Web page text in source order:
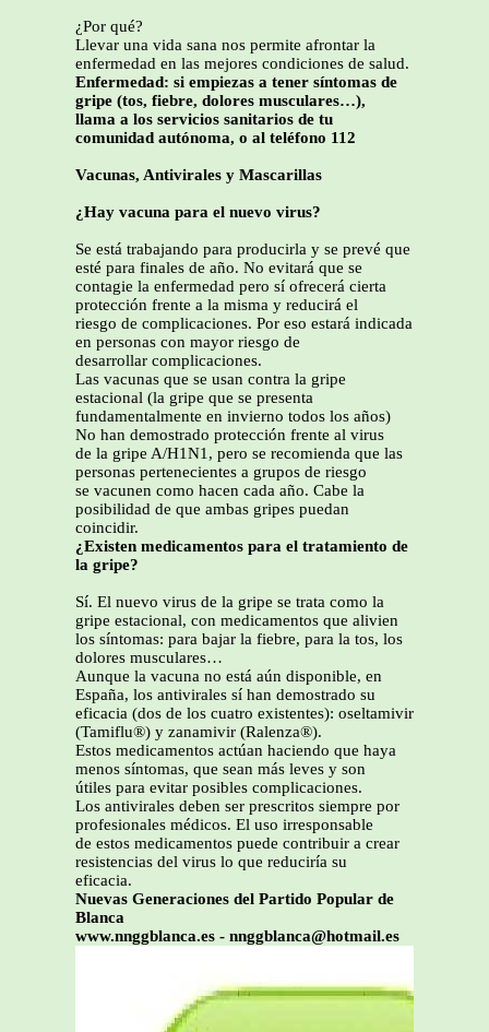
¿Por qué?
Llevar una vida sana nos permite afrontar la
enfermedad en las mejores condiciones de salud.
Enfermedad: si empiezas a tener síntomas de
gripe (tos, fiebre, dolores musculares…),
llama a los servicios sanitarios de tu
comunidad autónoma, o al teléfono 112
Vacunas, Antivirales y Mascarillas
¿Hay vacuna para el nuevo virus?
Se está trabajando para producirla y se prevé que
esté para finales de año. No evitará que se
contagie la enfermedad pero sí ofrecerá cierta
protección frente a la misma y reducirá el
riesgo de complicaciones. Por eso estará indicada
en personas con mayor riesgo de
desarrollar complicaciones.
Las vacunas que se usan contra la gripe
estacional (la gripe que se presenta
fundamentalmente en invierno todos los años)
No han demostrado protección frente al virus
de la gripe A/H1N1, pero se recomienda que las
personas pertenecientes a grupos de riesgo
se vacunen como hacen cada año. Cabe la
posibilidad de que ambas gripes puedan
coincidir.
¿Existen medicamentos para el tratamiento de
la gripe?
Sí. El nuevo virus de la gripe se trata como la
gripe estacional, con medicamentos que alivien
los síntomas: para bajar la fiebre, para la tos, los
dolores musculares…
Aunque la vacuna no está aún disponible, en
España, los antivirales sí han demostrado su
eficacia (dos de los cuatro existentes): oseltamivir
(Tamiflu®) y zanamivir (Ralenza®).
Estos medicamentos actúan haciendo que haya
menos síntomas, que sean más leves y son
útiles para evitar posibles complicaciones.
Los antivirales deben ser prescritos siempre por
profesionales médicos. El uso irresponsable
de estos medicamentos puede contribuir a crear
resistencias del virus lo que reduciría su
eficacia.
Nuevas Generaciones del Partido Popular de
Blanca
www.nnggblanca.es - nnggblanca@hotmail.es